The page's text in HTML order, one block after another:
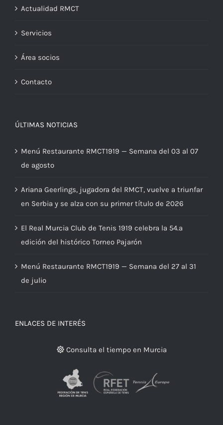
Actualidad RMCT
Servicios
Área socios
Contacto
ÚLTIMAS NOTICIAS
Menú Restaurante RMCT1919 — Semana del 03 al 07
de agosto
Ariana Geerlings, jugadora del RMCT, vuelve a triunfar
en Serbia y se alza con su primer título de 2026
El Real Murcia Club de Tenis 1919 celebra la 54.ª
edición del histórico Torneo Pajarón
Menú Restaurante RMCT1919 — Semana del 27 al 31
de julio
ENLACES DE INTERÉS
Consulta el tiempo en Murcia